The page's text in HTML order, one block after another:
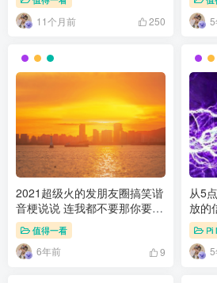
11个月前 250
2021超级火的发朋友圈搞笑谐
音梗说说 连我都不要那你要什
么要饭吗
值得一看
6年前 9
从5
放的
远了Pi